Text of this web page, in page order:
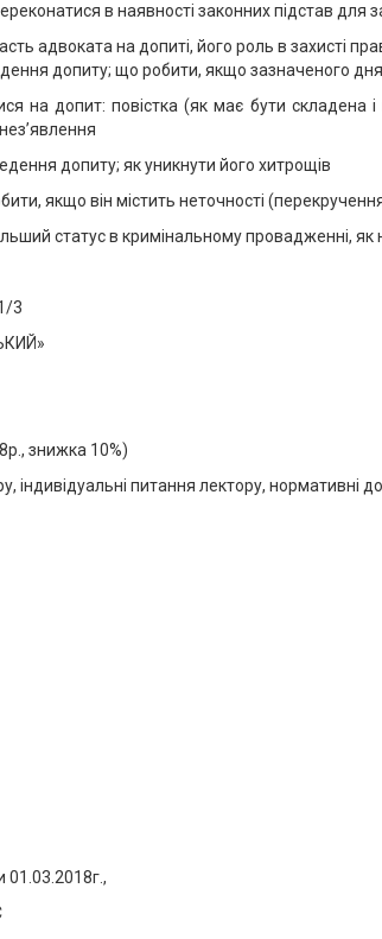
в наявності законних підстав для
адвоката на допиті, його роль в захисті
допиту; що робити, якщо зазначеного
на допит: повістка (як має бути складена
допиту; як уникнути його хитрощів
якщо він містить неточності
статус в кримінальному провадженні, як
3
знижка 10%)
індивідуальні питання лектору, нормативні
01.03.2018г.,